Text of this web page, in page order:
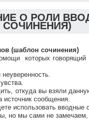
О РОЛИ
СОЧИНЕНИЯ)
(шаблон сочинения)
которых говорящий
откуда вы взяли
источник сообщения.
использовать
но мы сами не замечаем,